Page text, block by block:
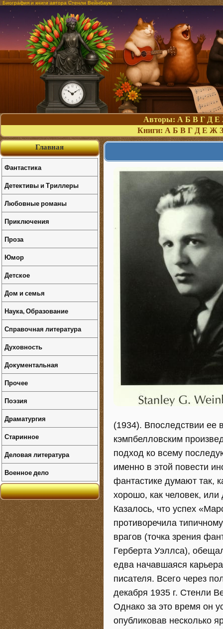
Биография и книги автора Стенли Вейнбаум
Авторы: А Б В Г Д Е
Книги: А Б В Г Д Е Ж З
(1934). Впоследствии ее
кэмпбелловским
подход ко всему
именно в этой повести
фантастике думают так,
хорошо, как человек,
Казалось, что успех
противоречила
врагов (точка зрения
Герберта Уэллса),
едва начавшаяся
писателя. Всего через
декабря 1935 г. Стенли
Однако за это время он
опубликовав несколько
Главная
Фантастика
Детективы и Триллеры
Любовные романы
Приключения
Проза
Юмор
Детское
Дом и семья
Наука, Образование
Справочная литература
Духовность
Документальная
Прочее
Поэзия
Драматургия
Старинное
Деловая литература
Военное дело